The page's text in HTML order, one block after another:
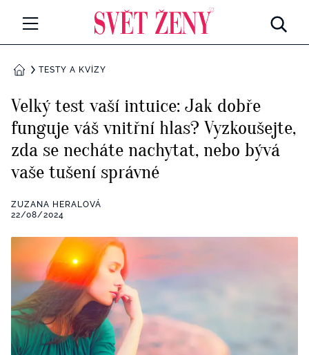
Všechny kategorie
Rozhovory
RETROHUBKY
PSYCHOLOGIE
Seberozvoj
ZDRAVÍ
Životní styl
ZÁBAVA
Všechny kategorie
Testy a kvízy
BYDLENÍ
Všechny kategorie
Tvoření
BurdaMedia
Extra
DOMŮTESTY A KVÍZY
Velký test vaší intuice: Jak dobře
funguje váš vnitřní hlas? Vyzkoušejte,
zda se necháte nachytat, nebo bývá
vaše tušení správné
ZUZANA HERALOVÁ
22/08/2024